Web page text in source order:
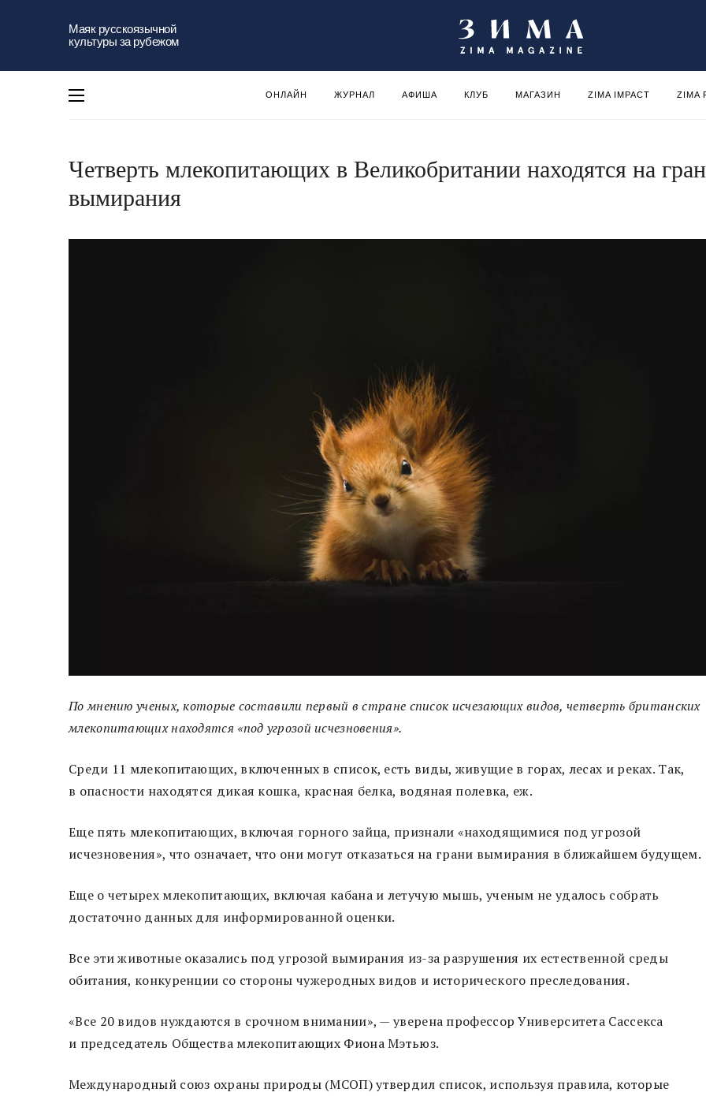
Маяк русскоязычной
культуры за рубежом
ОНЛАЙН ЖУРНАЛ АФИША КЛУБ МАГАЗИН ZIMA IMPACT ZIMA
Четверть млекопитающих в Великобритании находятся на
вымирания
По мнению ученых, которые составили первый в стране список исчезающих видов, четверть британских
млекопитающих находятся «под угрозой исчезновения».
Среди 11 млекопитающих, включенных в список, есть виды, живущие в горах, лесах и реках. Так,
в опасности находятся дикая кошка, красная белка, водяная полевка, еж.
Еще пять млекопитающих, включая горного зайца, признали «находящимися под угрозой
исчезновения», что означает, что они могут отказаться на грани вымирания в ближайшем будущем.
Еще о четырех млекопитающих, включая кабана и летучую мышь, ученым не удалось собрать
достаточно данных для информированной оценки.
Все эти животные оказались под угрозой вымирания из-за разрушения их естественной среды
обитания, конкуренции со стороны чужеродных видов и исторического преследования.
«Все 20 видов нуждаются в срочном внимании», — уверена профессор Университета Сассекса
и председатель Общества млекопитающих Фиона Мэтьюз.
Международный союз охраны природы (МСОП) утвердил список, используя правила, которые